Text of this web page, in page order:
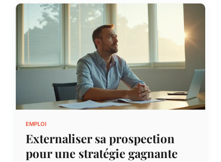
EMPLOI
Externaliser sa prospection
pour une stratégie gagnante